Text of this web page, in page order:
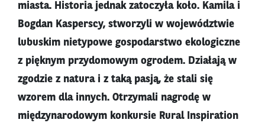
miasta. Historia jednak zatoczyła koło. Kamila i
Bogdan Kasperscy, stworzyli w województwie
lubuskim nietypowe gospodarstwo ekologiczne
z pięknym przydomowym ogrodem. Działają w
zgodzie z natura i z taką pasją, że stali się
wzorem dla innych. Otrzymali nagrodę w
międzynarodowym konkursie Rural Inspiration